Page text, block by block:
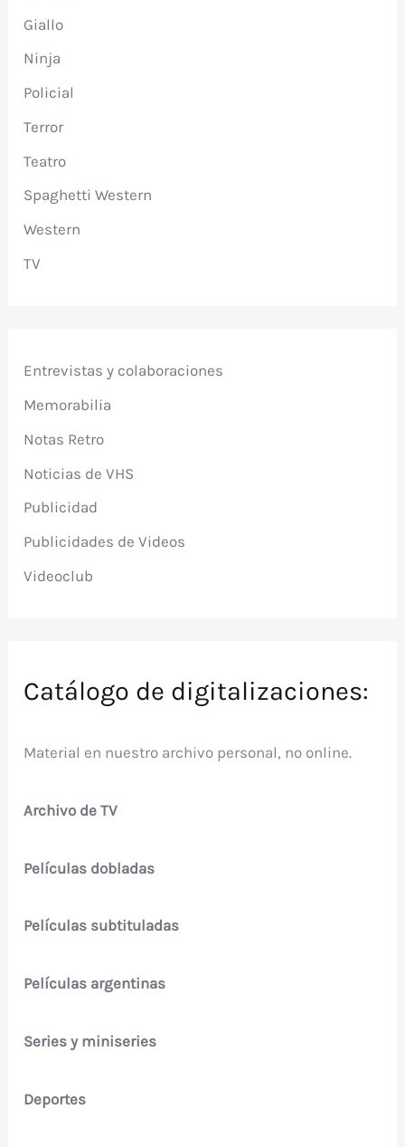
Giallo
Ninja
Policial
Terror
Teatro
Spaghetti Western
Western
TV
Entrevistas y colaboraciones
Memorabilia
Notas Retro
Noticias de VHS
Publicidad
Publicidades de Videos
Videoclub
Catálogo de digitalizaciones:
Material en nuestro archivo personal, no online.
Archivo de TV
Películas dobladas
Películas subtituladas
Películas argentinas
Series y miniseries
Deportes